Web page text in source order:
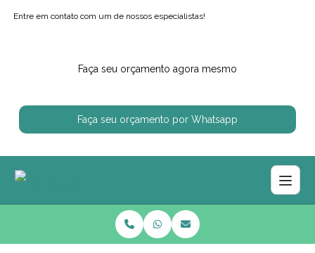
Entre em contato com um de nossos especialistas!
Faça seu orçamento agora mesmo
Faça seu orçamento por Whatsapp